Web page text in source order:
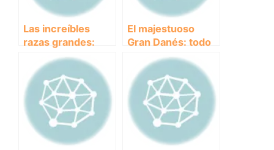
Las increíbles
razas grandes:
descubre las
maravillas de los
gigantes del reino
animal
El majestuoso
Gran Danés: todo
lo que debes saber
sobre esta
imponente raza
canina